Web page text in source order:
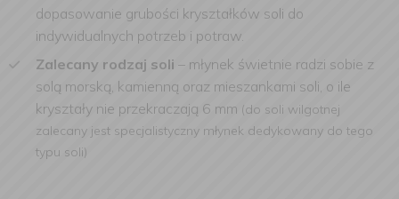
dopasowanie grubości kryształków soli do
indywidualnych potrzeb i potraw.
Zalecany rodzaj soli – młynek świetnie radzi sobie z
solą morską, kamienną oraz mieszankami soli, o ile
kryształy nie przekraczają 6 mm (do soli wilgotnej
zalecany jest specjalistyczny młynek dedykowany do tego
typu soli)